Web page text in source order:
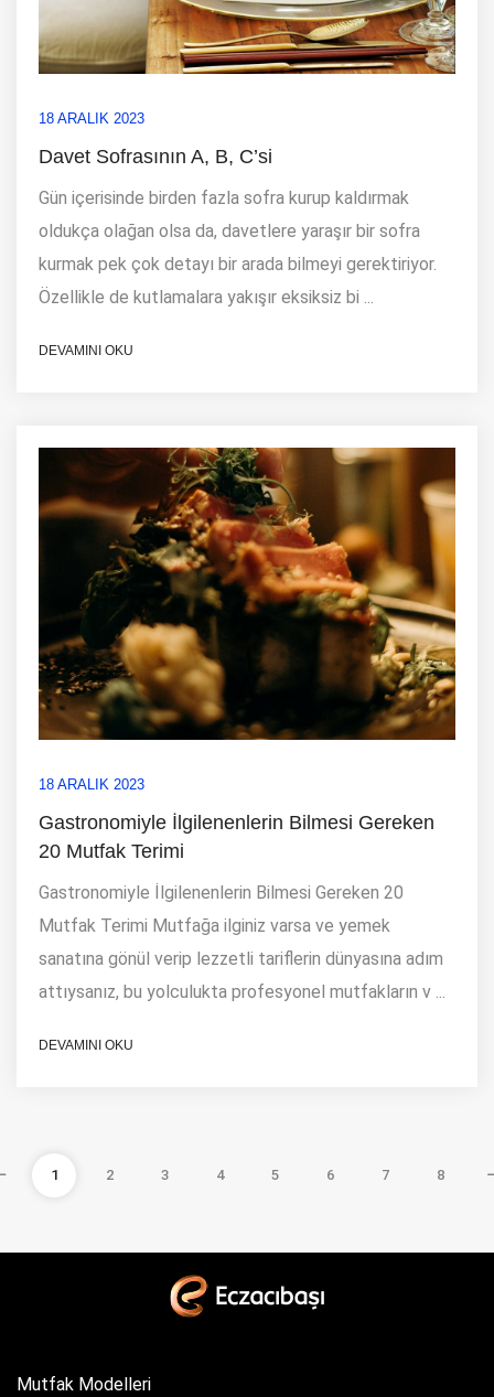
18 ARALIK 2023
Davet Sofrasının A, B, C’si
Gün içerisinde birden fazla sofra kurup kaldırmak
oldukça olağan olsa da, davetlere yaraşır bir sofra
kurmak pek çok detayı bir arada bilmeyi gerektiriyor.
Özellikle de kutlamalara yakışır eksiksiz bi ...
DEVAMINI OKU
18 ARALIK 2023
Gastronomiyle İlgilenenlerin Bilmesi Gereken
20 Mutfak Terimi
Gastronomiyle İlgilenenlerin Bilmesi Gereken 20
Mutfak Terimi Mutfağa ilginiz varsa ve yemek
sanatına gönül verip lezzetli tariflerin dünyasına adım
attıysanız, bu yolculukta profesyonel mutfakların v ...
DEVAMINI OKU
1 2 3 4 5 6 7 8
Mutfak Modelleri